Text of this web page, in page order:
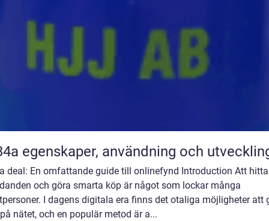
R134a egenskaper, användning och
deal: En omfattande guide till onlinefynd Introduction Att
och göra smarta köp är något som lockar många
I dagens digitala era finns det otaliga möjligheter att
nätet, och en populär metod är a...